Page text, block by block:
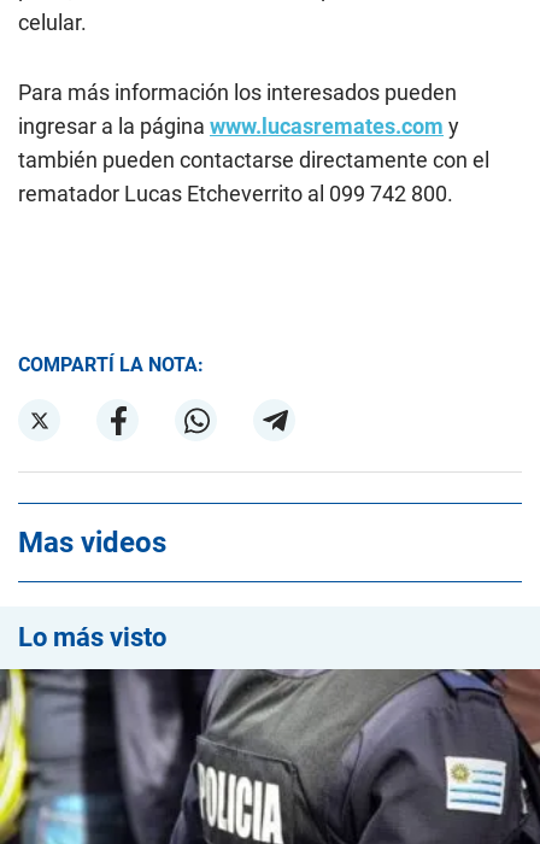
celular.
Para más información los interesados pueden
ingresar a la página www.lucasremates.com y
también pueden contactarse directamente con el
rematador Lucas Etcheverrito al 099 742 800.
COMPARTÍ LA NOTA:
Mas videos
Lo más visto